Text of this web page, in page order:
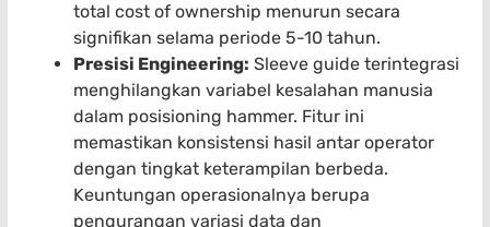
total cost of ownership menurun secara
signifikan selama periode 5-10 tahun.
Presisi Engineering: Sleeve guide terintegrasi
menghilangkan variabel kesalahan manusia
dalam posisioning hammer. Fitur ini
memastikan konsistensi hasil antar operator
dengan tingkat keterampilan berbeda.
Keuntungan operasionalnya berupa
pengurangan variasi data dan